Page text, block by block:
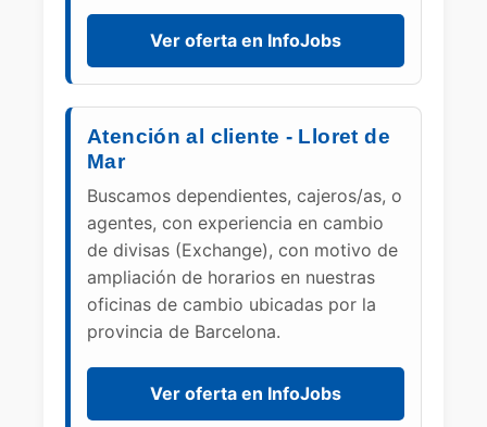
Ver oferta en InfoJobs
Atención al cliente - Lloret de
Mar
Buscamos dependientes, cajeros/as, o
agentes, con experiencia en cambio
de divisas (Exchange), con motivo de
ampliación de horarios en nuestras
oficinas de cambio ubicadas por la
provincia de Barcelona.
Ver oferta en InfoJobs